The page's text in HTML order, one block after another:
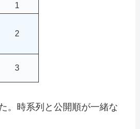
1
2
3
。時系列と公開順が一緒な